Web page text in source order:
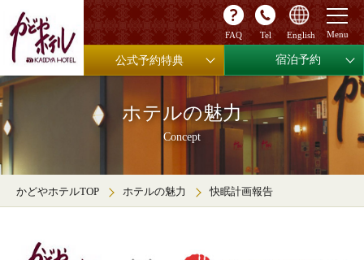
ホテルの魅力
Concept
かどやホテルTOP ホテルの魅力 快眠計画報告
FAQ Tel English
公式予約特典 宿泊予約